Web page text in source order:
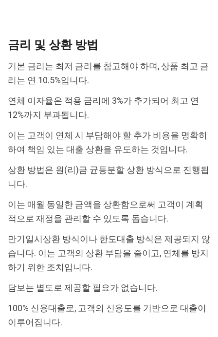
금리 및 상환 방법
기본 금리는 최저 금리를 참고해야 하며, 상품 최고 금
리는 연 10.5%입니다.
연체 이자율은 적용 금리에 3%가 추가되어 최고 연
12%까지 부과됩니다.
이는 고객이 연체 시 부담해야 할 추가 비용을 명확히
하여 책임 있는 대출 상환을 유도하는 것입니다.
상환 방법은 원(리)금 균등분할 상환 방식으로 진행됩
니다.
이는 매월 동일한 금액을 상환함으로써 고객이 계획
적으로 재정을 관리할 수 있도록 돕습니다.
만기일시상환 방식이나 한도대출 방식은 제공되지 않
습니다. 이는 고객의 상환 부담을 줄이고, 연체를 방지
하기 위한 조치입니다.
담보는 별도로 제공할 필요가 없습니다.
100% 신용대출로, 고객의 신용도를 기반으로 대출이
이루어집니다.